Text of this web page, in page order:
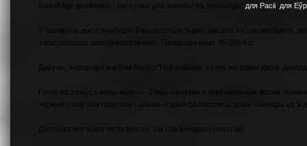
Sound Age production і даступны для замовы па спасылцы: для Расіі для
У Беларусь дыск прыбудзе ўжо на гэтым тыдні, так што не саромейцеся,
электрапошце band@litvintroll.com. Папярэдні кошт 45 000 б.р.
Дарэчы, папярэдні альбом Rock'n'Troll выйшаў у гэты жа самы дзень
Гэтак жа з'явіўся новы мерч — 2 віду кашуляк з ахвігіцельным артам.
чорныя з жоўтым прынтам і цёмна-шэрыя са светла-шэрым. Памеры ад S
Дастаўка магчыма як па Мінску, так і па Беларусі (поштай).